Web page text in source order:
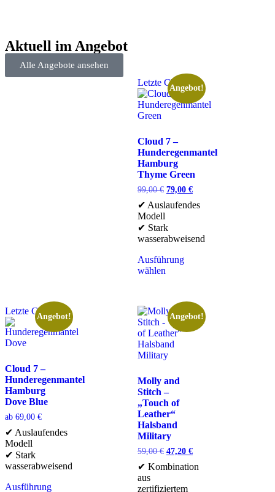
Aktuell im Angebot
Alle Angebote ansehen
Letzte Chance
Angebot!
Cloud 7 –
Hunderegenmantel
Hamburg
Thyme Green
99,00€ 79,00 €
✔ Auslaufendes
Modell
✔ Stark
wasserabweisend
Ausführung
wählen
Letzte Chance
Angebot!
Cloud 7 –
Hunderegenmantel
Hamburg
Dove Blue
ab 69,00 €
✔ Auslaufendes
Modell
✔ Stark
wasserabweisend
Ausführung
Angebot!
Molly and
Stitch –
„Touch of
Leather“
Halsband
Military
59,00€ 47,20 €
✔ Kombination
aus
zertifiziertem